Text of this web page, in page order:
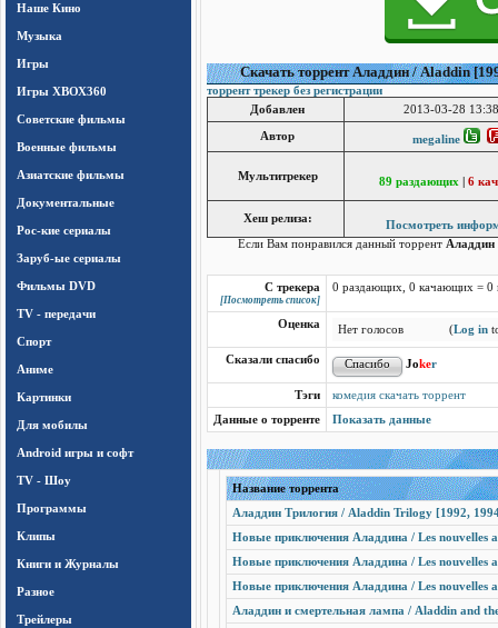
Наше Кино
Музыка
Игры
Игры ХВОХ360
Cоветские фильмы
Военные фильмы
Азиатские фильмы
Документальные
Рос-кие сериалы
Заруб-ые сериалы
Фильмы DVD
TV - передачи
Спорт
Аниме
Картинки
Для мобилы
Android игры и софт
TV - Шоу
Программы
Клипы
Книги и Журналы
Разное
Трейлеры
Cкачать торрент Аладдин / Aladdin
торрент трекер без регистрации
Добавлен
2013-03-28
Автор megaline
Мультитрекер 89 раздающих 6
Хеш релиза:
Посмотреть
Если Вам понравился данный торрент Аладдин
С трекера
[Посмотреть список]
0 раздающих, 0 качающих = 0
Оценка Нет голосов (Log in
Сказали спасибо Joker
Тэги
комедия скачать торрент
Данные о торренте
Показать данные
Название торрента
Аладдин Трилогия / Aladdin Trilogy [1992,
Новые приключения Аладдина / Les nouvelles
Новые приключения Аладдина / Les nouvelles
Новые приключения Аладдина / Les nouvelles
Аладдин и смертельная лампа / Aladdin and